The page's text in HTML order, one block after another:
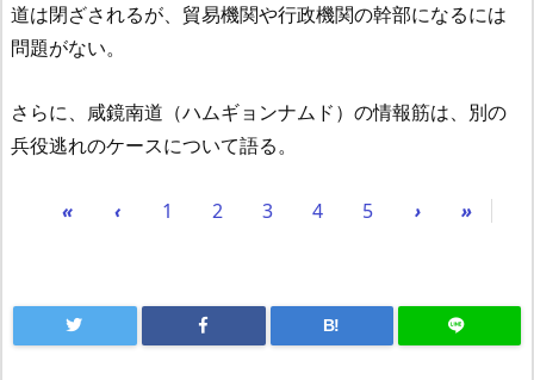
道は閉ざされるが、貿易機関や行政機関の幹部になるには
問題がない。
さらに、咸鏡南道（ハムギョンナムド）の情報筋は、別の
兵役逃れのケースについて語る。
« ‹ 1 2 3 4 5 › »
B!